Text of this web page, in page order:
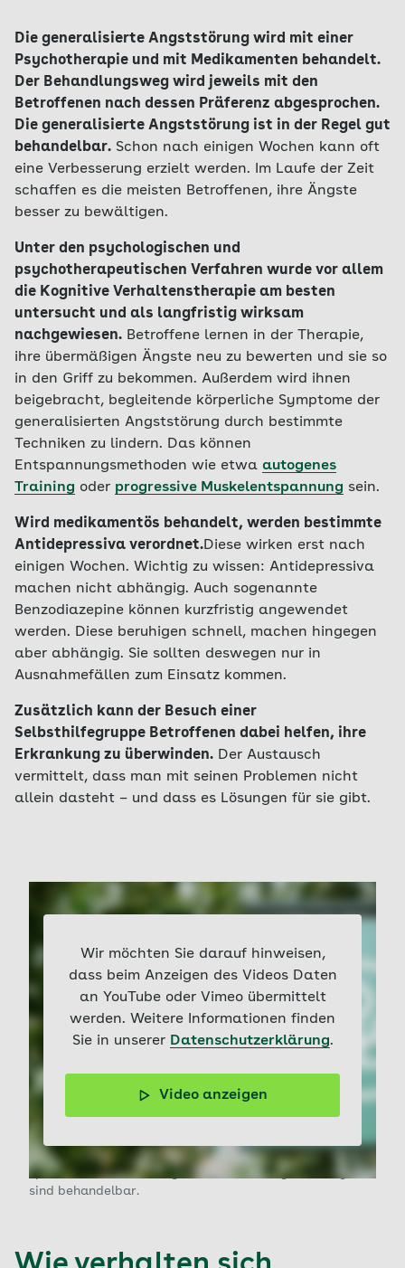
Die generalisierte Angststörung wird mit einer
Psychotherapie und mit Medikamenten behandelt.
Der Behandlungsweg wird jeweils mit den
Betroffenen nach dessen Präferenz abgesprochen.
Die generalisierte Angststörung ist in der Regel gut
behandelbar. Schon nach einigen Wochen kann oft
eine Verbesserung erzielt werden. Im Laufe der Zeit
schaffen es die meisten Betroffenen, ihre Ängste
besser zu bewältigen.
Unter den psychologischen und
psychotherapeutischen Verfahren wurde vor allem
die Kognitive Verhaltenstherapie am besten
untersucht und als langfristig wirksam
nachgewiesen. Betroffene lernen in der Therapie,
ihre übermäßigen Ängste neu zu bewerten und sie so
in den Griff zu bekommen. Außerdem wird ihnen
beigebracht, begleitende körperliche Symptome der
generalisierten Angststörung durch bestimmte
Techniken zu lindern. Das können
Entspannungsmethoden wie etwa autogenes
Training oder progressive Muskelentspannung sein.
Wird medikamentös behandelt, werden bestimmte
Antidepressiva verordnet.Diese wirken erst nach
einigen Wochen. Wichtig zu wissen: Antidepressiva
machen nicht abhängig. Auch sogenannte
Benzodiazepine können kurzfristig angewendet
werden. Diese beruhigen schnell, machen hingegen
aber abhängig. Sie sollten deswegen nur in
Ausnahmefällen zum Einsatz kommen.
Zusätzlich kann der Besuch einer
Selbsthilfegruppe Betroffenen dabei helfen, ihre
Erkrankung zu überwinden. Der Austausch
vermittelt, dass man mit seinen Problemen nicht
allein dasteht – und dass es Lösungen für sie gibt.
Wir möchten Sie darauf hinweisen,
dass beim Anzeigen des Videos Daten
an YouTube oder Vimeo übermittelt
werden. Weitere Informationen finden
Sie in unserer Datenschutzerklärung.
Video anzeigen
Angststörungen entstehen oft durch ein Zusammenspiel
von genetischen Faktoren, belastenden Erfahrungen,
können sich als ständige Sorge, Panikattacken oder
spezifische Phobien zeigen. Das Gute: Angststörungen
sind behandelbar.